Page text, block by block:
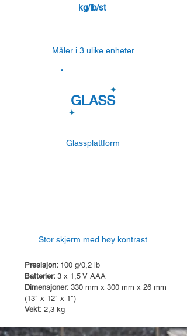
kg/lb/st
Måler i 3 ulike enheter
GLASS
Glassplattform
Stor skjerm med høy kontrast
Presisjon: 100 g/0,2 lb
Batterier: 3 x 1,5 V AAA
Dimensjoner: 330 mm x 300 mm x 26 mm
(13" x 12" x 1")
Vekt: 2,3 kg